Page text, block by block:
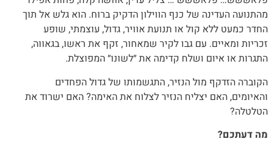
מהתנועה העדינה של כנף הווילון הדקיק ברוח. הוא גלש אל תוך
החדר כמעט ללא קול או תנועת אוויר, גדול, עוצמתי, שופע
זכריות ומאיים. עם גבו לקיר שמאחור, זקף את ראשו, בגאווה,
התגרות או איום ושלח קדימה את ״לשונו״ המפוצלת.
הקוברה הזדקף מול הנזיר, התגשמותו של גדול הפחדים
והאיומים, האם יצליח הנזיר לצלוח את האימה? האם ישרוד את
הטלטלה?
מה דעתכם?